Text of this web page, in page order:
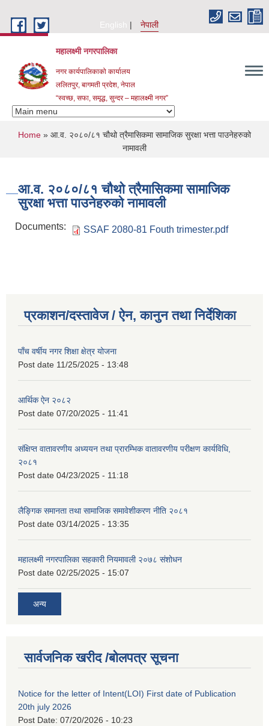
English
नेपाली
महालक्ष्मी नगरपालिका
नगर कार्यपालिकाको कार्यालय
ललितपुर, बागमती प्रदेश, नेपाल
“स्वच्छ, सफा, समृद्ध, सुन्दर – महालक्ष्मी नगर”
You are here
Home » आ.व. २०८०/८१ चौथो त्रैमासिकमा सामाजिक सुरक्षा भत्ता पाउनेहरुको
नामावली
आ.व. २०८०/८१ चौथो त्रैमासिकमा सामाजिक
सुरक्षा भत्ता पाउनेहरुको नामावली
Documents: SSAF 2080-81 Fouth trimester.pdf
प्रकाशन/दस्तावेज / ऐन, कानुन तथा निर्देशिका
पाँच वर्षीय नगर शिक्षा क्षेत्र योजना
Post date 11/25/2025 - 13:48
आर्थिक ऐन २०८२
Post date 07/20/2025 - 11:41
संक्षिप्त वातावरणीय अध्ययन तथा प्रारम्भिक वातावरणीय परीक्षण कार्यविधि,
२०८१
Post date 04/23/2025 - 11:18
लैङ्गिक समानता तथा सामाजिक समावेशीकरण नीति २०८१
Post date 03/14/2025 - 13:35
महालक्ष्मी नगरपालिका सहकारी नियमावली २०७८ संशोधन
Post date 02/25/2025 - 15:07
अन्य
सार्वजनिक खरीद /बोलपत्र सूचना
Notice for the letter of Intent(LOI) First date of Publication
20th july 2026
Post Date: 07/20/2026 - 10:23